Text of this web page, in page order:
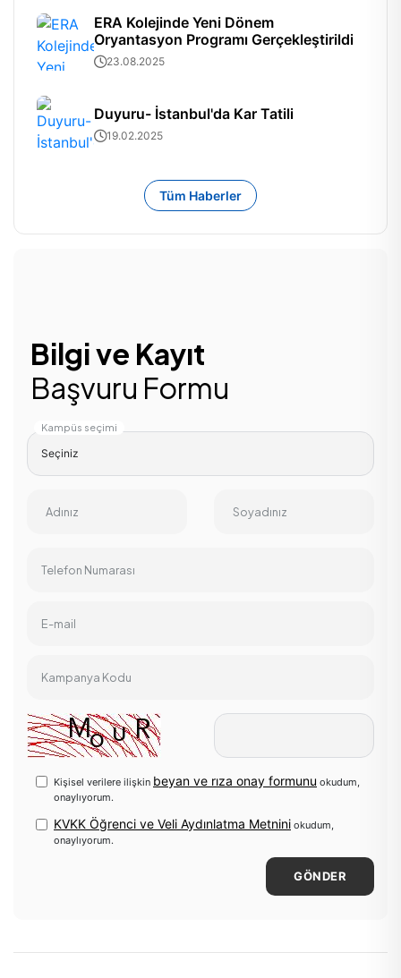
ERA Kolejinde Yeni Dönem
Oryantasyon Programı Gerçekleştirildi
23.08.2025
Duyuru- İstanbul'da Kar Tatili
19.02.2025
Tüm Haberler
Bilgi ve Kayıt
Başvuru Formu
Kampüs seçimi
Adınız Soyadınız
Telefon Numarası
E-mail
Kampanya Kodu
Kişisel verilere ilişkin beyan ve rıza onay formunu okudum,
onaylıyorum.
KVKK Öğrenci ve Veli Aydınlatma Metnini okudum,
onaylıyorum.
GÖNDER